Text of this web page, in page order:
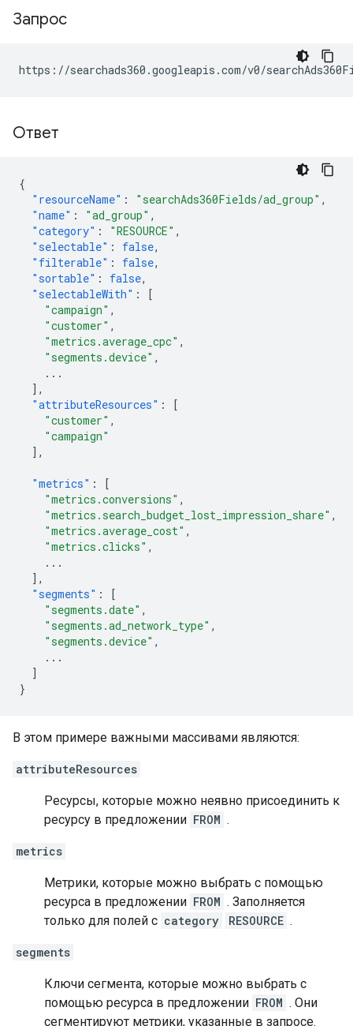
Запрос
Ответ
{
"resourceName" : "searchAds360Fields/ad_group" ,
"name" : "ad_group" ,
"category" : "RESOURCE" ,
"selectable" : false,
"filterable" : false,
"sortable" : false,
"selectableWith" :
[
"campaign" ,
"customer" ,
"metrics.average_cpc" ,
"segments.device" ,
...
],
"attributeResources" :
[
"customer" ,
"campaign"
],
"metrics" :
[
"metrics.conversions" ,
"metrics.search_budget_lost_impression_share" ,
"metrics.average_cost" ,
"metrics.clicks" ,
...
],
"segments" :
[
"segments.date" ,
"segments.ad_network_type" ,
"segments.device" ,
...
]
}
В этом примере важными массивами являются:
attributeResources
Ресурсы, которые можно неявно присоединить к
ресурсу в предложении FROM .
metrics
Метрики, которые можно выбрать с помощью
ресурса в предложении FROM . Заполняется
только для полей с category RESOURCE .
segments
Ключи сегмента, которые можно выбрать с
помощью ресурса в предложении FROM . Они
сегментируют метрики, указанные в запросе.